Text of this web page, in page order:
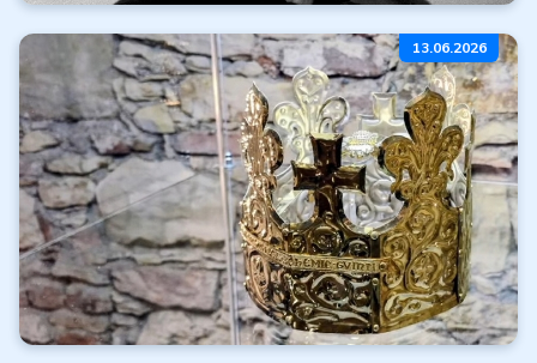
Míříme na karlovarský
filmový festival
Číst dále
Všechny články
13.06.2026